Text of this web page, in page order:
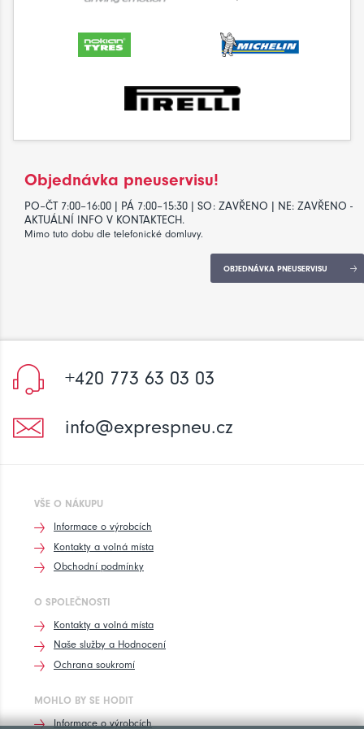
Objednávka pneuservisu!
PO–ČT 7:00–16:00 | PÁ 7:00–15:30 | SO: ZAVŘENO | NE: ZAVŘENO -
AKTUÁLNÍ INFO V KONTAKTECH.
Mimo tuto dobu dle telefonické domluvy.
OBJEDNÁVKA PNEUSERVISU
+420 773 63 03 03
info@exprespneu.cz
VŠE O NÁKUPU
Informace o výrobcích
Kontakty a volná místa
Obchodní podmínky
O SPOLEČNOSTI
Kontakty a volná místa
Naše služby a Hodnocení
Ochrana soukromí
MOHLO BY SE HODIT
Informace o výrobcích